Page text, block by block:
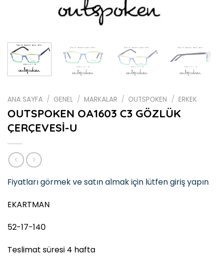
ANA SAYFA / GENEL / MARKALAR / OUTSPOKEN / ERKEK
OUTSPOKEN OA1603 C3 GÖZLÜK
ÇERÇEVESİ-U
Fiyatları görmek ve satın almak için lütfen giriş yapın
EKARTMAN
52-17-140
Teslimat süresi 4 hafta